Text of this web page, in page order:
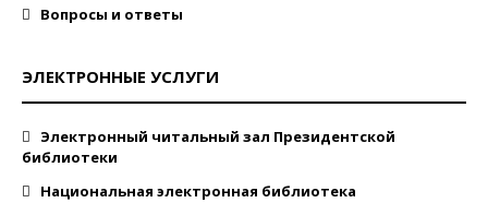
Вопросы и ответы
ЭЛЕКТРОННЫЕ УСЛУГИ
Электронный читальный зал Президентской
библиотеки
Национальная электронная библиотека